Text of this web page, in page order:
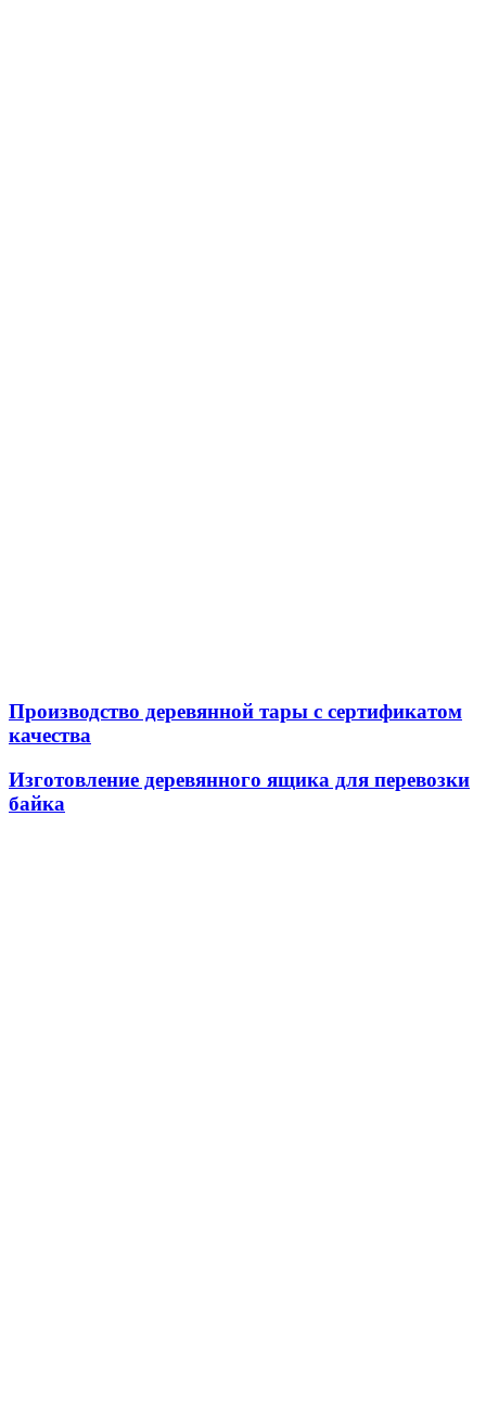
Производство деревянной тары с сертификатом
качества
Изготовление деревянного ящика для перевозки
байка